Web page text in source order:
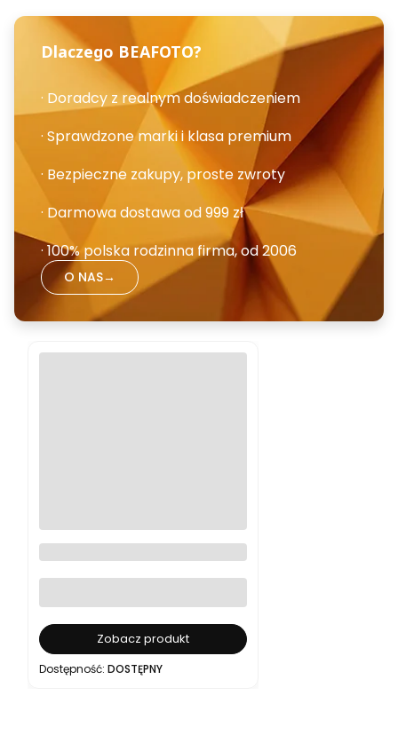
Dlaczego BEAFOTO?
· Doradcy z realnym doświadczeniem
· Sprawdzone marki i klasa premium
· Bezpieczne zakupy, proste zwroty
· Darmowa dostawa od 999 zł
· 100% polska rodzinna firma, od 2006
O NAS→
BEAFOTO 100–1000 zł
Zobacz produkt
Dostępność: DOSTĘPNY